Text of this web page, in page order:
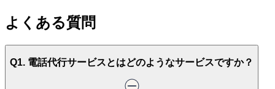
よくある質問
Q1. 電話代行サービスとはどのようなサービスですか？